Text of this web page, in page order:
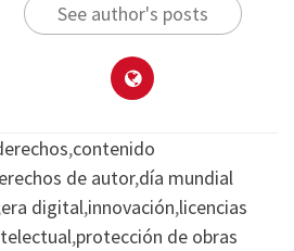
See author's posts
,contenido
de autor,día mundial
era digital,innovación,licencias
,protección de obras